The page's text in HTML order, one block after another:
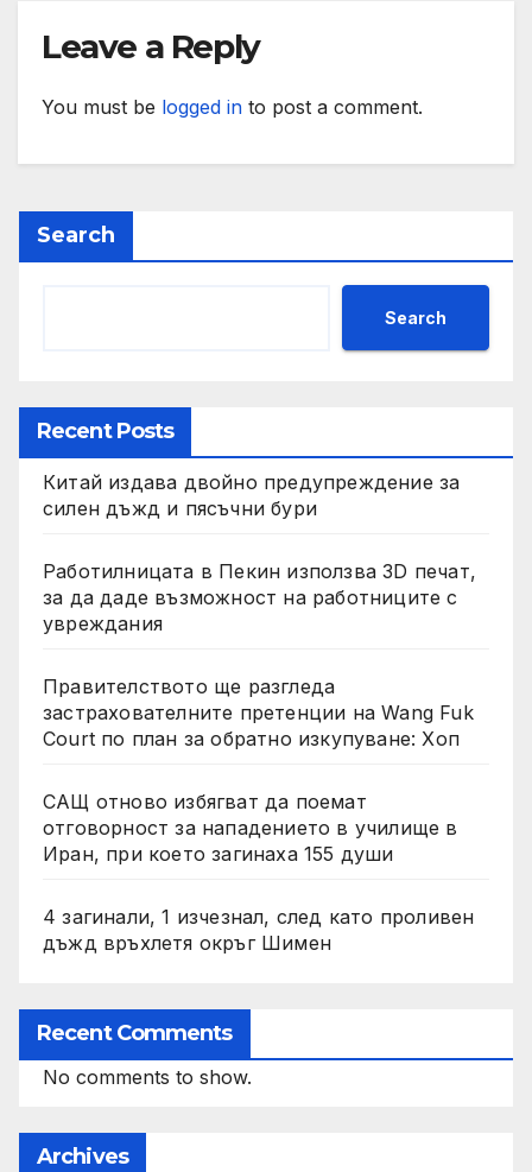
Leave a Reply
You must be logged in to post a comment.
Search
Search
Recent Posts
Китай издава двойно предупреждение за
силен дъжд и пясъчни бури
Работилницата в Пекин използва 3D печат,
за да даде възможност на работниците с
увреждания
Правителството ще разгледа
застрахователните претенции на Wang Fuk
Court по план за обратно изкупуване: Хоп
САЩ отново избягват да поемат
отговорност за нападението в училище в
Иран, при което загинаха 155 души
4 загинали, 1 изчезнал, след като проливен
дъжд връхлетя окръг Шимен
Recent Comments
No comments to show.
Archives